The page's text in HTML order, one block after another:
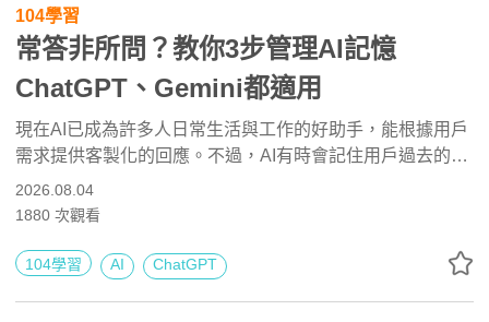
104學習
常答非所問？教你3步管理AI記憶
ChatGPT、Gemini都適用
現在AI已成為許多人日常生活與工作的好助手，能根據用戶
需求提供客製化的回應。不過，AI有時會記住用戶過去的對
話 與要求，而這些「記憶」可能會干擾新的回答。究竟該如
何刪除、管理AI的記憶功能 ？聯合新聞網《科技玩家》製作
2026.08.04
1880 次觀看
104學習 AI ChatGPT